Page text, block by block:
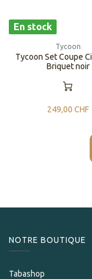
En stock
Tycoon
Tycoon Set Coupe
Briquet noir
249,00 CHF
NOTRE BOUTIQUE
Tabashop